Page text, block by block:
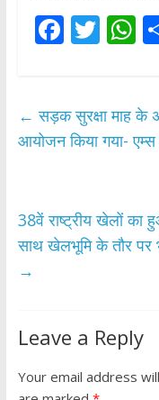
F
b
o
k
T
er s
A
← सड़क सुरक्षा माह के
आयोजन किया गया-
38वें राष्ट्रीय खेलों का
साथ खेलभूमि के तौर पर
→
Leave a Reply
Your email address